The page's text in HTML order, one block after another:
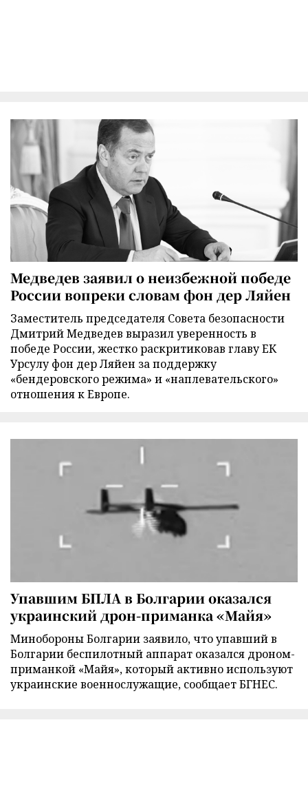
Медведев заявил о неизбежной победе
России вопреки словам фон дер Ляйен
Заместитель председателя Совета безопасности
Дмитрий Медведев выразил уверенность в
победе России, жестко раскритиковав главу ЕК
Урсулу фон дер Ляйен за поддержку
«бендеровского режима» и «наплевательского»
отношения к Европе.
Упавшим БПЛА в Болгарии оказался
украинский дрон-приманка «Майя»
Минобороны Болгарии заявило, что упавший в
Болгарии беспилотный аппарат оказался дроном-
приманкой «Майя», который активно используют
украинские военнослужащие, сообщает БГНЕС.